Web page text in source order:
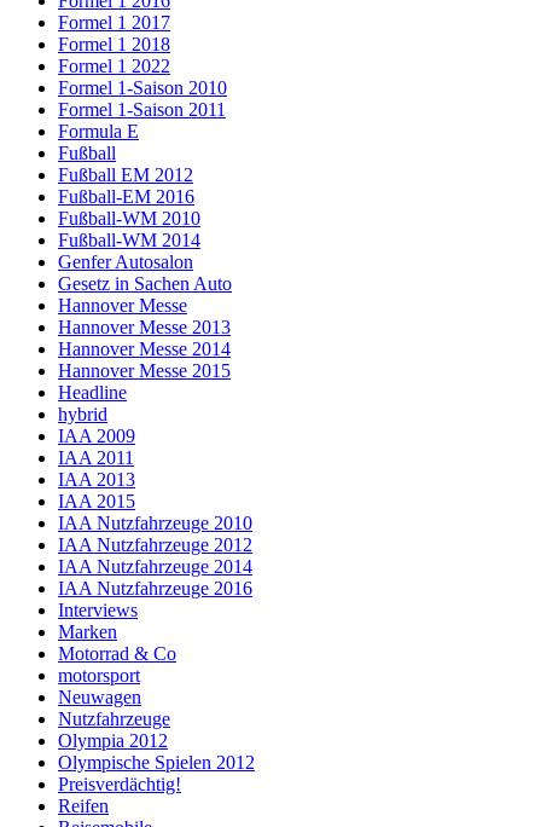
Formel 1 2017
Formel 1 2018
Formel 1 2022
Formel 1-Saison 2010
Formel 1-Saison 2011
Formula E
Fußball
Fußball EM 2012
Fußball-EM 2016
Fußball-WM 2010
Fußball-WM 2014
Genfer Autosalon
Gesetz in Sachen Auto
Hannover Messe
Hannover Messe 2013
Hannover Messe 2014
Hannover Messe 2015
Headline
hybrid
IAA 2009
IAA 2011
IAA 2013
IAA 2015
IAA Nutzfahrzeuge 2010
IAA Nutzfahrzeuge 2012
IAA Nutzfahrzeuge 2014
IAA Nutzfahrzeuge 2016
Interviews
Marken
Motorrad & Co
motorsport
Neuwagen
Nutzfahrzeuge
Olympia 2012
Olympische Spielen 2012
Preisverdächtig!
Reifen